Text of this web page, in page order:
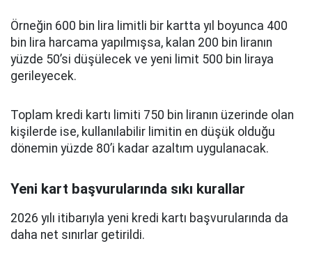
Örneğin 600 bin lira limitli bir kartta yıl boyunca 400
bin lira harcama yapılmışsa, kalan 200 bin liranın
yüzde 50’si düşülecek ve yeni limit 500 bin liraya
gerileyecek.
Toplam kredi kartı limiti 750 bin liranın üzerinde olan
kişilerde ise, kullanılabilir limitin en düşük olduğu
dönemin yüzde 80’i kadar azaltım uygulanacak.
Yeni kart başvurularında sıkı kurallar
2026 yılı itibarıyla yeni kredi kartı başvurularında da
daha net sınırlar getirildi.